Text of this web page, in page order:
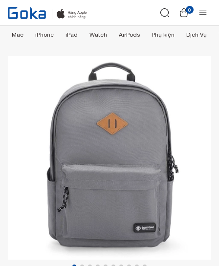
0
Mac iPhone iPad Watch AirPods Phụ kiện Dịch Vụ